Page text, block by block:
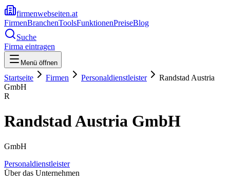
firmenwebseiten.at
FirmenBranchenToolsFunktionenPreiseBlog
Suche
Firma eintragen
Menü öffnen
Startseite Firmen Personaldienstleister
Randstad Austria
GmbH
R
Randstad Austria GmbH
GmbH
Personaldienstleister
Über das Unternehmen